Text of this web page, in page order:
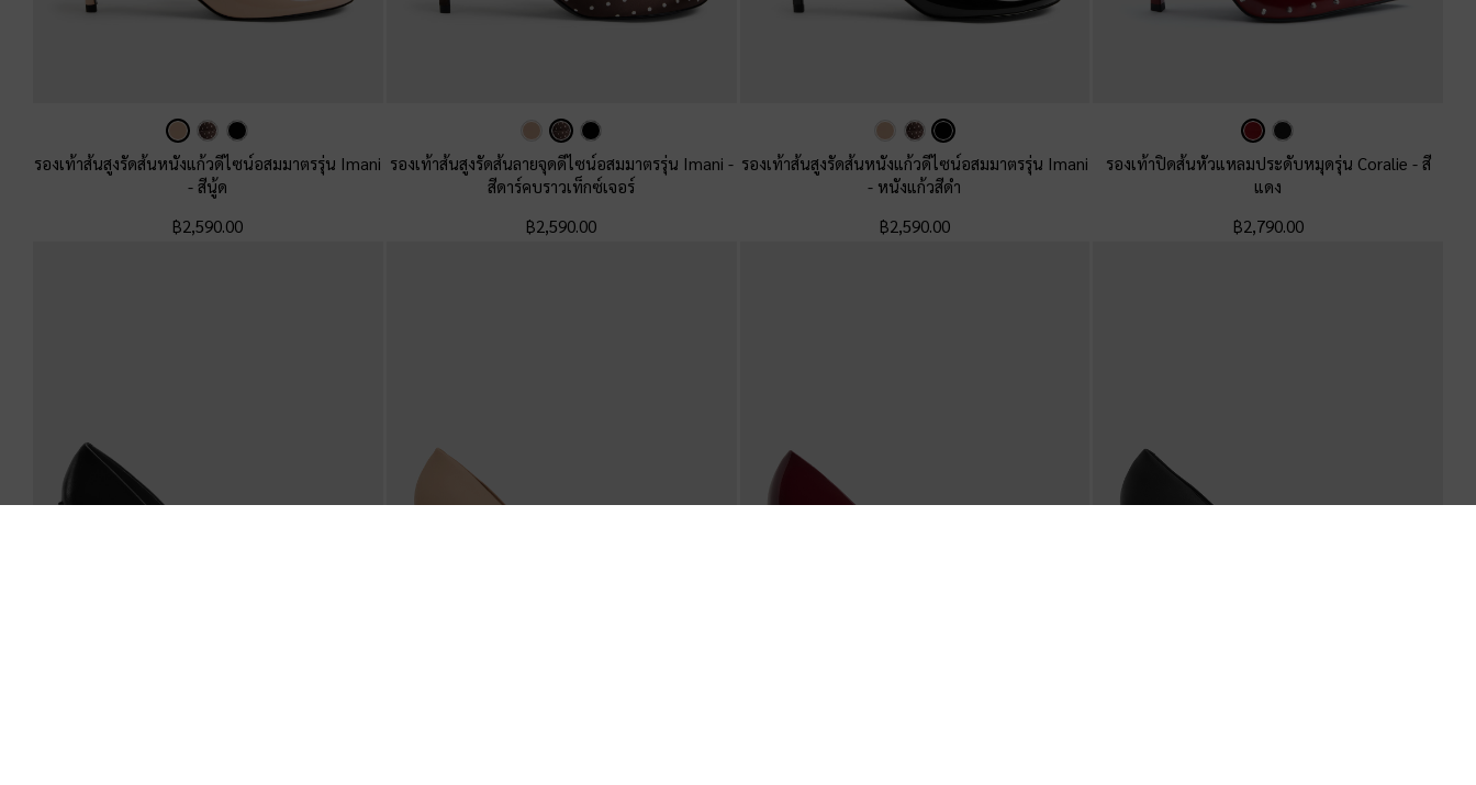
รองเท้าส้นสูงรัดส้นหนังแก้วดีไซน์อสมมาตรรุ่น Imani
-สีนู้ด
฿2,590.00
รองเท้าส้นสูงรัดส้นลายจุดดีไซน์อสมมาตรรุ่น Imani -
สีดาร์คบราวเท็กซ์เจอร์
฿2,590.00
รองเท้าส้นสูงรัดส้นหนังแก้วดีไซน์อสมมาตรรุ่น Imani
- หนังแก้วสีดำ
฿2,590.00
รองเท้าปิดส้นหัวแหลมประดับหมุดรุ่น Coralie - สี
แดง
฿2,790.00